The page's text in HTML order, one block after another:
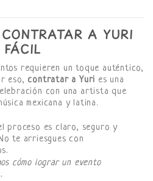
A YURI
requieren un toque auténtico,
eso, contratar a Yuri es una
con una artista que
mexicana y latina.
proceso es claro, seguro y
te arriesgues con
cómo lograr un evento